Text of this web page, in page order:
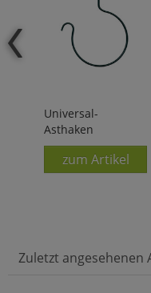
Universal-
Asthaken
zum Artikel
Zuletzt angesehenen